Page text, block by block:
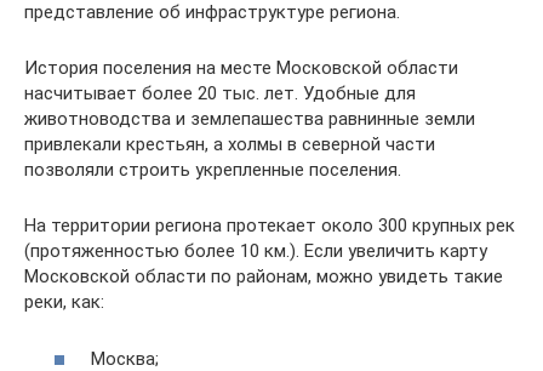
представление об инфраструктуре региона.
История поселения на месте Московской области
насчитывает более 20 тыс. лет. Удобные для
животноводства и землепашества равнинные земли
привлекали крестьян, а холмы в северной части
позволяли строить укрепленные поселения.
На территории региона протекает около 300 крупных рек
(протяженностью более 10 км.). Если увеличить карту
Московской области по районам, можно увидеть такие
реки, как:
Москва;